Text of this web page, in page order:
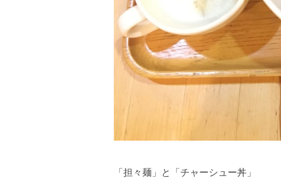
「担々麺」と「チャーシュー丼」